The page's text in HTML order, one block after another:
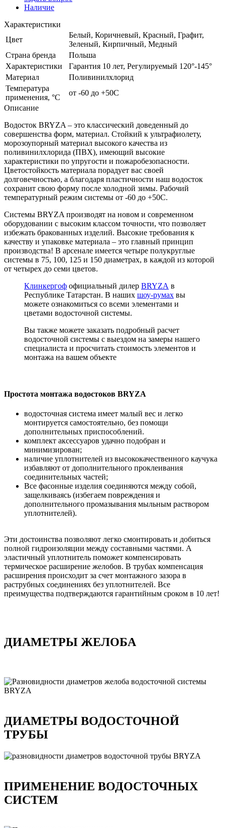
Наличие
Характеристики
Цвет
Белый, Коричневый, Красный, Графит,
Зеленый, Кирпичный, Медный
Страна бренда
Польша
Характеристики
Гарантия 10 лет, Регулируемый 120°-145°
Материал
Поливинилхлорид
Температура
применения, °С
от -60 до +50С
Описание
Водосток BRYZA – это классический доведенный до
совершенства форм, материал. Стойкий к ультрафиолету,
морозоупорный материал высокого качества из
поливинилхлорида (ПВХ), имеющий высокие
характеристики по упругости и пожаробезопасности.
Цветостойкость материала порадует вас своей
долговечностью, а благодаря пластичности наш водосток
сохранит свою форму после холодной зимы. Рабочий
температурный режим системы от -60 до +50С.
Системы BRYZA производят на новом и современном
оборудовании с высоким классом точности, что позволяет
избежать бракованных изделий. Высокие требования к
качеству и упаковке материала – это главный принцип
производства! В арсенале имеется четыре полукруглые
системы в 75, 100, 125 и 150 диаметрах, в каждой из которой
от четырех до семи цветов.
Клинкергоф официальный дилер BRYZA в
Республике Татарстан. В наших шоу-румах вы
можете ознакомиться со всеми элементами и
цветами водосточной системы.
Вы также можете заказать подробный расчет
водосточной системы с выездом на замеры нашего
специалиста и просчитать стоимость элементов и
монтажа на вашем объекте
Простота монтажа водостоков BRYZA
водосточная система имеет малый вес и легко
монтируется самостоятельно, без помощи
дополнительных приспособлений.
комплект аксессуаров удачно подобран и
минимизирован;
наличие уплотнителей из высококачественного каучука
избавляют от дополнительного проклеивания
соединительных частей;
Все фасонные изделия соединяются между собой,
защелкиваясь (избегаем повреждения и
дополнительного промазывания мыльным раствором
уплотнителей).
Эти достоинства позволяют легко смонтировать и добиться
полной гидроизоляции между составными частями. А
эластичный уплотнитель поможет компенсировать
термическое расширение желобов. В трубах компенсация
расширения происходит за счет монтажного зазора в
раструбных соединениях без уплотнителей. Все
преимущества подтверждаются гарантийным сроком в 10 лет!
ДИАМЕТРЫ ЖЕЛОБА
ДИАМЕТРЫ ВОДОСТОЧНОЙ
ТРУБЫ
ПРИМЕНЕНИЕ ВОДОСТОЧНЫХ
СИСТЕМ